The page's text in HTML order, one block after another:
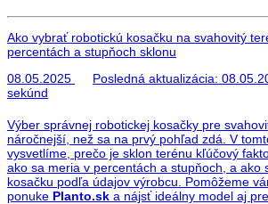
Ako vybrať robotickú kosačku na svahovitý
percentách a stupňoch sklonu
08.05.2025
Posledná aktualizácia:
sekúnd
Výber správnej robotickej kosačky pre
náročnejší, než sa na prvý pohľad zdá. V
vysvetlíme, prečo je sklon terénu kľúčový
ako sa meria v percentách a stupňoch, a ako
kosačku podľa údajov výrobcu. Pomôžeme
ponuke Planto.sk a nájsť ideálny model aj